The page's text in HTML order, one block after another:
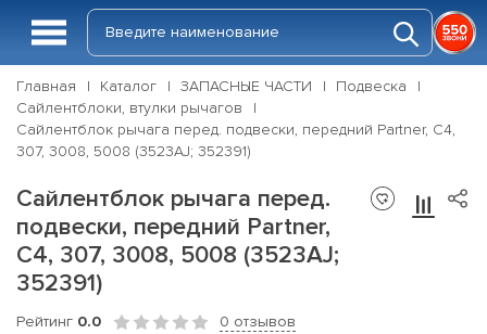
Главная Каталог ЗАПАСНЫЕ ЧАСТИ
Подвеска
Сайлентблоки, втулки рычагов
Сайлентблок рычага перед. подвески, передний Partner, C4,
307, 3008, 5008 (3523AJ; 352391)
Сайлентблок рычага перед.
подвески, передний Partner,
C4, 307, 3008, 5008 (3523AJ;
352391)
Рейтинг 0.0 0 отзывов